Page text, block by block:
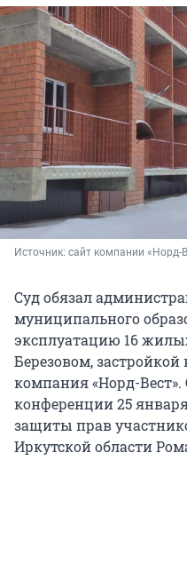
Источник: сайт компании «Норд-
Суд обязал
муниципального
эксплуатацию 16
Березовом, застройкой
компания «Норд-Вест».
конференции 25
защиты прав
Иркутской области